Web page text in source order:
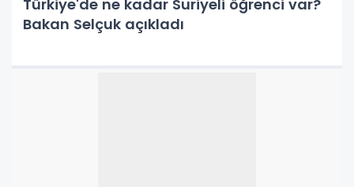
Türkiye'de ne kadar Suriyeli öğrenci var?
Bakan Selçuk açıkladı